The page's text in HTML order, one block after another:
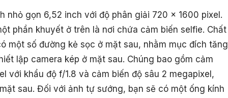
nhỏ gọn 6,52 inch với độ phân giải 720 x 1600 pixel.
phần khuyết ở trên là nơi chứa cảm biến selfie. Chất
một số đường kẻ sọc ở mặt sau, nhằm mục đích tăng
lập camera kép ở mặt sau. Chúng bao gồm cảm
với khẩu độ f/1.8 và cảm biến độ sâu 2 megapixel,
sau. Đối với ảnh tự sướng, bạn sẽ có một ống kính